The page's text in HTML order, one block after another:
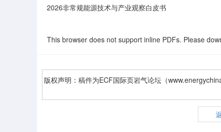
2026非常规能源技术与产业观察白皮书
This browser does not support inline PDFs. Please
版权声明：稿件为ECF国际页岩气论坛（